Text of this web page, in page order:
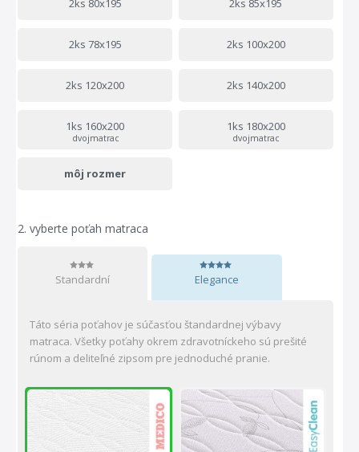
2ks 78x195 2ks 100x200
2ks 120x200 2ks 140x200
1ks 160x200
dvojmatrac
1ks 180x200
dvojmatrac
môj rozmer
2. vyberte poťah matraca
Standardní Elegance
Táto séria poťahov je súčasťou štandardnej výbavy
matraca. Všetky poťahy okrem zdravotníckeho sú prešité
rúnom a deliteľné zipsom pre jednoduché pranie.